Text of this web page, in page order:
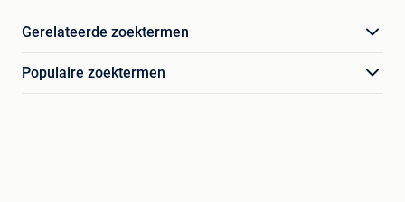
Gerelateerde zoektermen
Populaire zoektermen